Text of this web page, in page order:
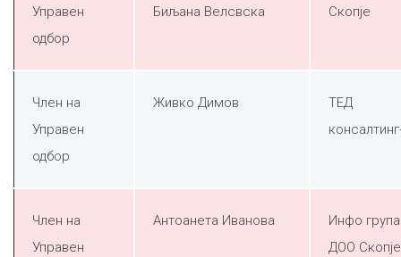
Управен
одбор
Биљана Велсвска
Скопје
Член на
Управен
одбор
Живко Димов
ТЕД
Член на
Управен
Антоанета Иванова
Инфо
ДОО Скопје